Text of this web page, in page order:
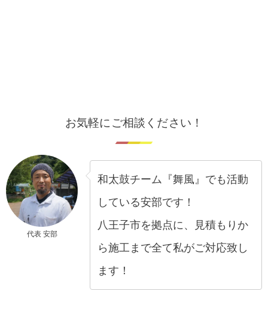
お気軽にご相談ください！
代表 安部
和太鼓チーム『舞風』でも活動
している安部です！
八王子市を拠点に、見積もりか
ら施工まで全て私がご対応致し
ます！